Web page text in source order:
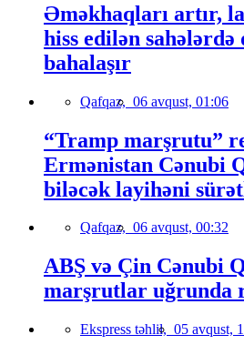
Əməkhaqları artır,
hiss edilən sahələrdə
bahalaşır
Qafqaz, 06 avqust, 01:06
“Tramp marşrutu”
Ermənistan Cənubi
biləcək layihəni
Qafqaz, 06 avqust, 00:32
ABŞ və Çin Cənubi
marşrutlar uğrunda
Ekspress təhlil, 05 avqust,